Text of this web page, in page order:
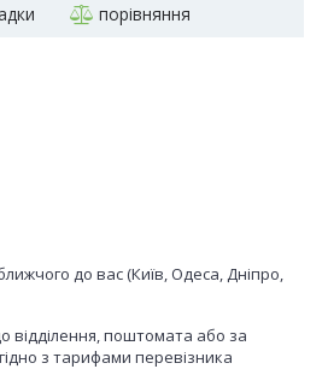
порівняння
до вас (Київ, Одеса, Дніпро,
відділення, поштомата або за
з тарифами перевізника